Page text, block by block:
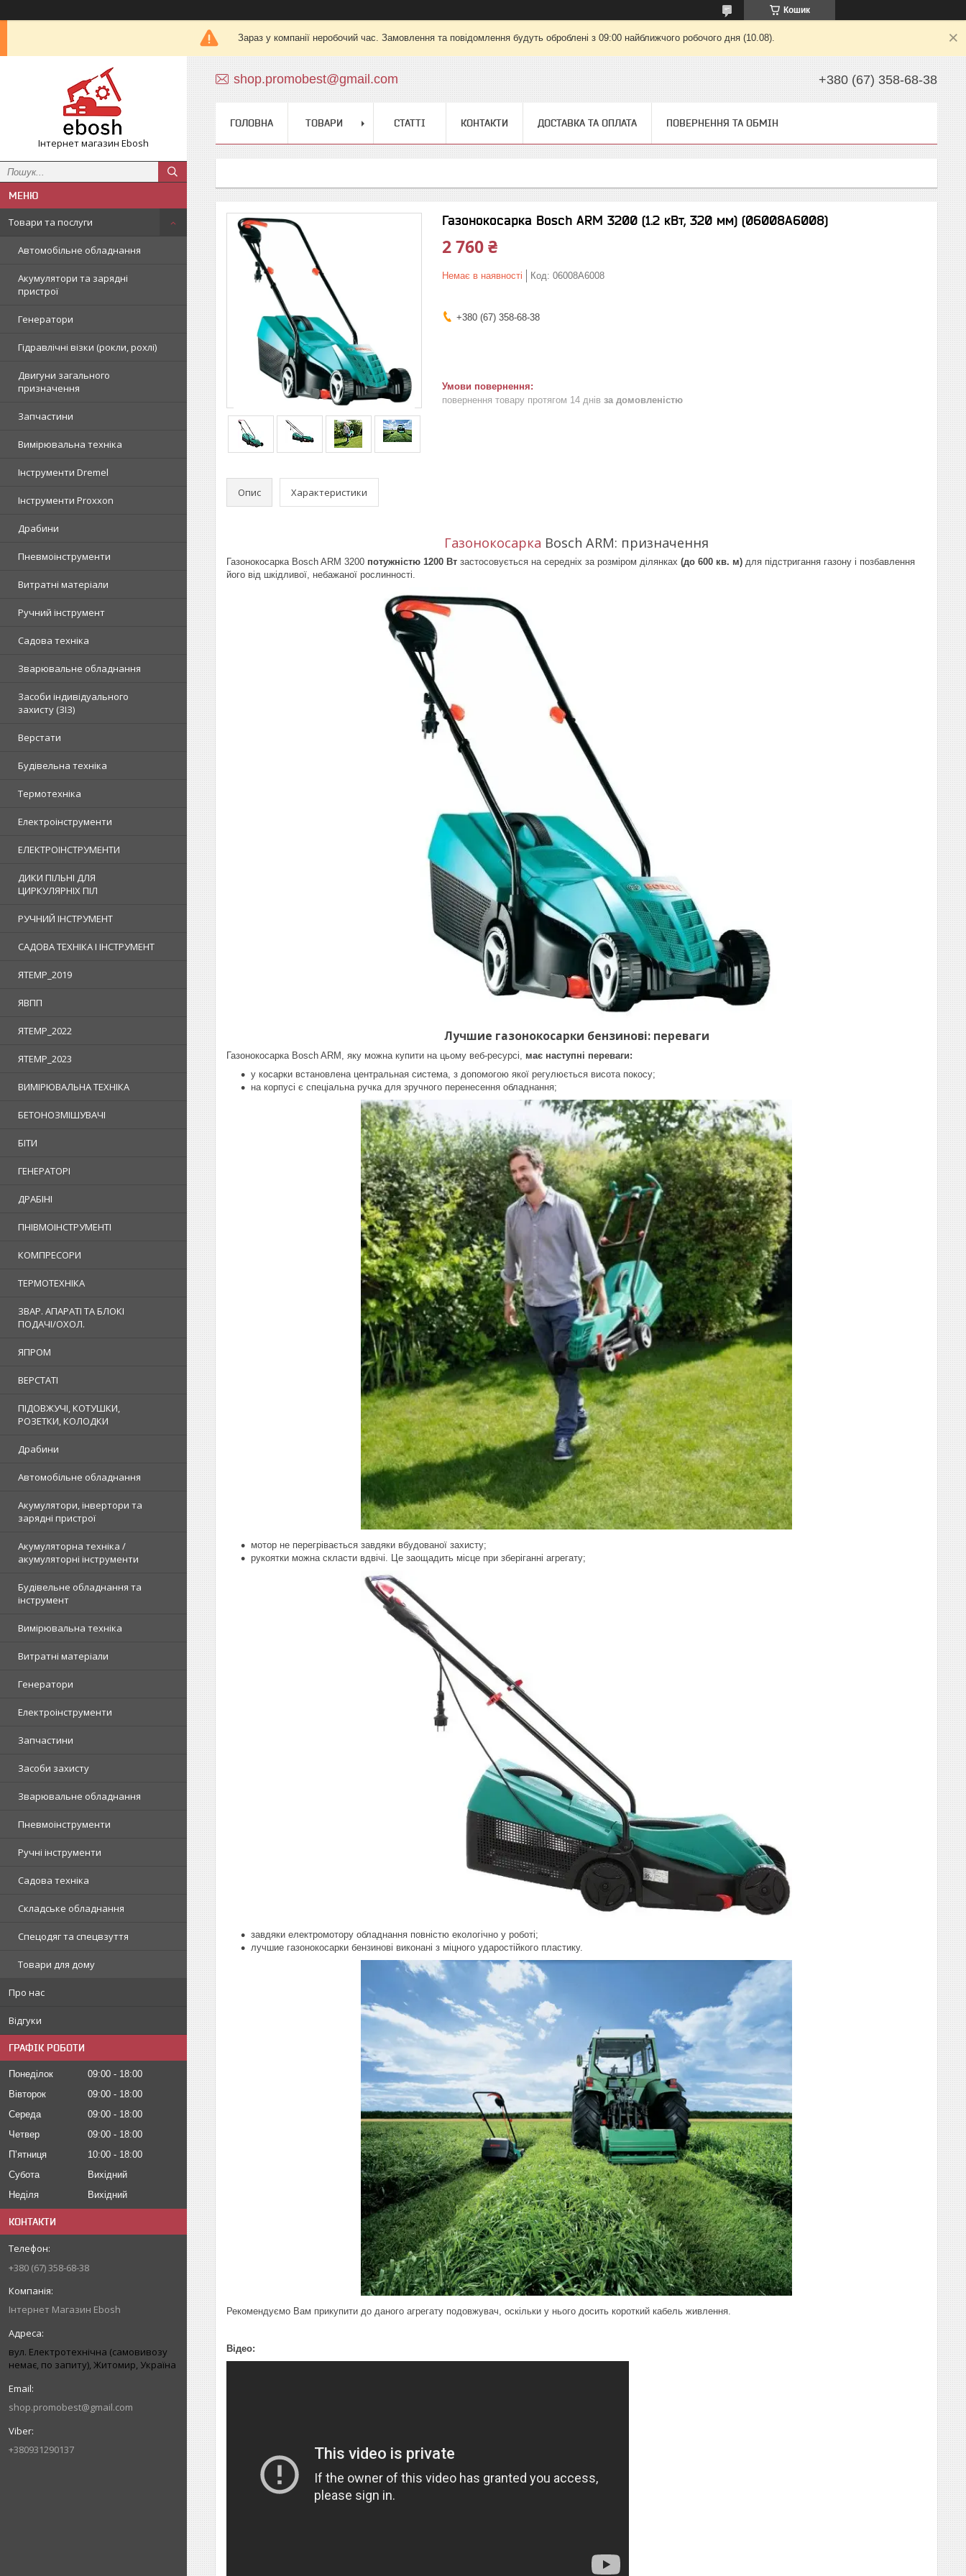
Кошик
Зараз у компанії неробочий час. Замовлення та повідомлення будуть оброблені з 09:00 найближчого робочого дня (10.08).
Інтернет магазин Ebosh
Товари та послуги
Автомобільне обладнання
Акумулятори та зарядні
пристрої
Генератори
Гідравлічні візки (рокли, рохлі)
Двигуни загального
призначення
Запчастини
Вимірювальна техніка
Інструменти Dremel
Інструменти Proxxon
Драбини
Пневмоінструменти
Витратні матеріали
Ручний інструмент
Садова техніка
Зварювальне обладнання
Засоби індивідуального
захисту (ЗІЗ)
Верстати
Будівельна техніка
Термотехніка
Електроінструменти
ЕЛЕКТРОІНСТРУМЕНТИ
ДИКИ ПІЛЬНІ ДЛЯ
ЦИРКУЛЯРНІХ ПІЛ
РУЧНИЙ ІНСТРУМЕНТ
САДОВА ТЕХНІКА І ІНСТРУМЕНТ
ЯTEMP_2019
ЯВПП
ЯTEMP_2022
ЯTEMP_2023
ВИМІРЮВАЛЬНА ТЕХНІКА
БЕТОНОЗМІШУВАЧІ
БІТИ
ГЕНЕРАТОРІ
ДРАБІНІ
ПНІВМОІНСТРУМЕНТІ
КОМПРЕСОРИ
ТЕРМОТЕХНІКА
ЗВАР. АПАРАТІ ТА БЛОКІ
ПОДАЧІ/ОХОЛ.
ЯПРОМ
ВЕРСТАТІ
ПІДОВЖУЧІ, КОТУШКИ,
РОЗЕТКИ, КОЛОДКИ
Драбини
Автомобільне обладнання
Акумулятори, інвертори та
зарядні пристрої
Акумуляторна техніка /
акумуляторні інструменти
Будівельне обладнання та
інструмент
Вимірювальна техніка
Витратні матеріали
Генератори
Електроінструменти
Запчастини
Засоби захисту
Зварювальне обладнання
Пневмоінструменти
Ручні інструменти
Садова техніка
Складське обладнання
Спецодяг та спецвзуття
Товари для дому
Про нас
Відгуки
ГРАФІК РОБОТИ
Понеділок 09:00
18:00
Вівторок
09:00
18:00
Середа
09:00
18:00
Четвер
09:00
18:00
Пʼятниця
10:00
18:00
Субота
Вихідний
Неділя
Вихідний
КОНТАКТИ
+380 (67) 358-68-38
Інтернет Магазин Ebosh
вул. Електротехнічна (самовивозу
немає, по запиту), Житомир, Україна
shop.promobest@gmail.com
+380931290137
shop.promobest@gmail.com +380 (67) 358-68-38
ГОЛОВНА ТОВАРИ СТАТТІ КОНТАКТИ ДОСТАВКА ТА ОПЛАТА ПОВЕРНЕННЯ ТА ОБМІН
Газонокосарка Bosch ARM 3200 (1.2 кВт, 320 мм) (06008A6008)
2 760 ₴
Немає в наявності Код: 06008A6008
+380 (67) 358-68-38
повернення товару протягом 14 днів за домовленістю
Опис Характеристики
Газонокосарка Bosch ARM: призначення
Газонокосарка Bosch ARM 3200 потужністю 1200 Вт застосовується на середніх за розміром ділянках (до 600 кв. м) для підстригання газону і позбавлення
його від шкідливої, небажаної рослинності.
Лучшие газонокосарки бензинові: переваги
Газонокосарка Bosch ARM, яку можна купити на цьому веб-ресурсі, має наступні переваги:
у косарки встановлена центральная система, з допомогою якої регулюється висота покосу;
на корпусі є спеціальна ручка для зручного перенесення обладнання;
мотор не перегрівається завдяки вбудованої захисту;
рукоятки можна скласти вдвічі. Це заощадить місце при зберіганні агрегату;
завдяки електромотору обладнання повністю екологічно у роботі;
лучшие газонокосарки бензинові виконані з міцного ударостійкого пластику.
Рекомендуємо Вам прикупити до даного агрегату подовжувач, оскільки у нього досить короткий кабель живлення.
Відео: